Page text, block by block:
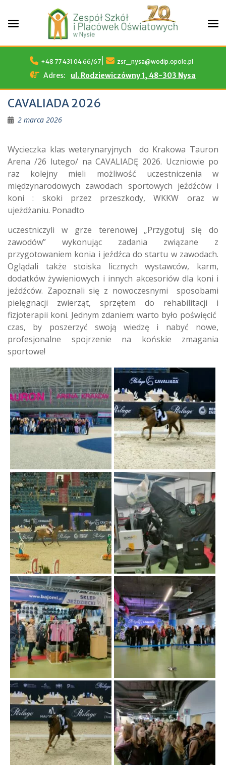
Skip
+48 77 431 04 66/67 zsr_nysa@wodip.opole.pl
Adres: ul. Rodziewiczówny 1, 48-303 Nysa
CAVALIADA 2026
2 marca 2026
Wycieczka klas weterynaryjnych do Krakowa Tauron
Arena /26 lutego/ na CAVALIADĘ 2026. Uczniowie po
raz kolejny mieli możliwość uczestniczenia w
międzynarodowych zawodach sportowych jeźdźców i
koni : skoki przez przeszkody, WKKW oraz w
ujeżdżaniu. Ponadto
uczestniczyli w grze terenowej „Przygotuj się do
zawodów” wykonując zadania związane z
przygotowaniem konia i jeźdźca do startu w zawodach.
Oglądali także stoiska licznych wystawców, karm,
dodatków żywieniowych i innych akcesoriów dla koni i
jeźdźców. Zapoznali się z nowoczesnymi sposobami
pielęgnacji zwierząt, sprzętem do rehabilitacji i
fizjoterapii koni. Jednym zdaniem: warto było poświęcić
czas, by poszerzyć swoją wiedzę i nabyć nowe,
profesjonalne spojrzenie na końskie zmagania
sportowe!